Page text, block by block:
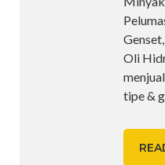
Oli
tipe &